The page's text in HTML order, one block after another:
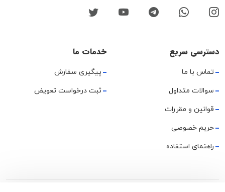
دسترسی سریع
تماس با ما
سوالات متداول
قوانین و مقررات
حریم خصوصی
راهنمای استفاده
خدمات ما
پیگیری سفارش
ثبت درخواست تعویض